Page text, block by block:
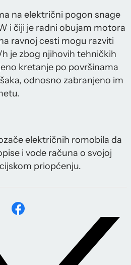
na električni pogon snage
i čiji je radni obujam motora
ravnoj cesti mogu razviti
je zbog njihovih tehničkih
kretanje po površinama
odnosno zabranjeno im
električnih romobila da
i vode računa o svojoj
priopćenju.